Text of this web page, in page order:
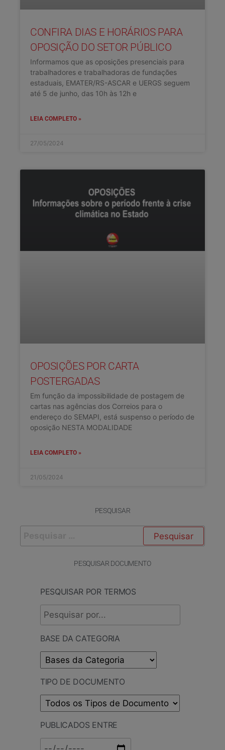
CONFIRA DIAS E HORÁRIOS PARA
OPOSIÇÃO DO SETOR PÚBLICO
Informamos que as oposições presenciais para
trabalhadores e trabalhadoras de fundações
estaduais, EMATER/RS-ASCAR e UERGS seguem
até 5 de junho, das 10h às 12h e
LEIA COMPLETO »
27/05/2024
OPOSIÇÕES POR CARTA
POSTERGADAS
Em função da impossibilidade de postagem de
cartas nas agências dos Correios para o
endereço do SEMAPI, está suspenso o período de
oposição NESTA MODALIDADE
LEIA COMPLETO »
21/05/2024
PESQUISAR
PESQUISAR DOCUMENTO
PESQUISAR POR TERMOS
BASE DA CATEGORIA
TIPO DE DOCUMENTO
PUBLICADOS ENTRE